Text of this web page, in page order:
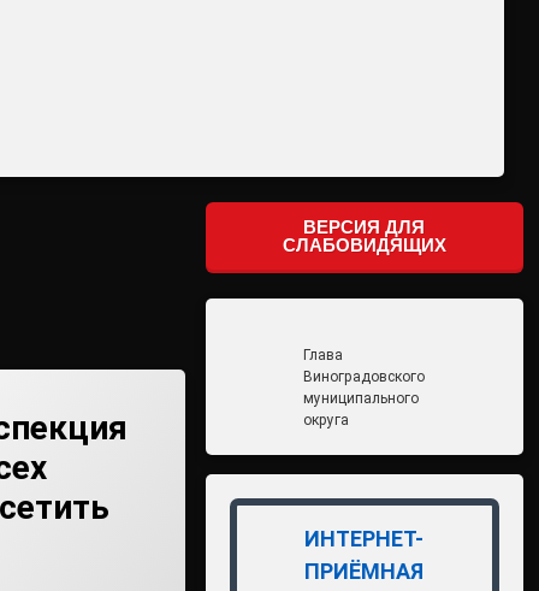
ВЕРСИЯ ДЛЯ
СЛАБОВИДЯЩИХ
Глава
Виноградовского
муниципального
округа
ИНТЕРНЕТ-
ПРИЁМНАЯ